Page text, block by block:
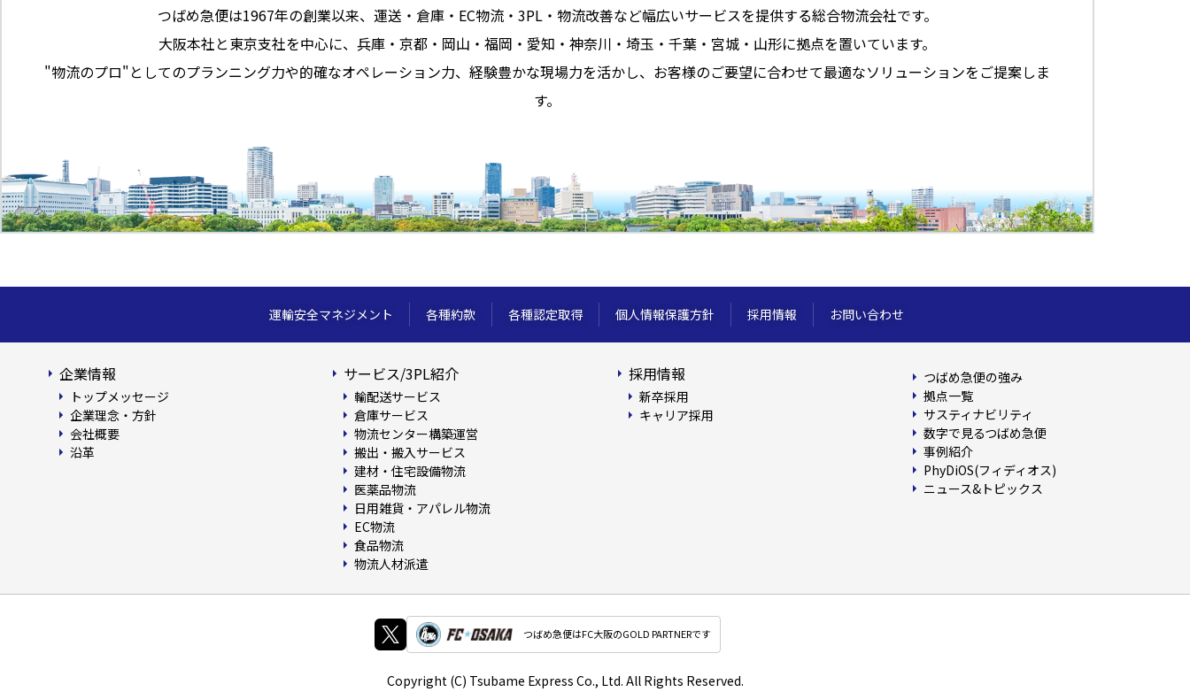
つばめ急便は1967年の創業以来、運送・倉庫・EC物流・3PL・物流改善など幅広いサービスを提供する総合物流会社です。
大阪本社と東京支社を中心に、兵庫・京都・岡山・福岡・愛知・神奈川・埼玉・千葉・宮城・山形に拠点を置いています。
"物流のプロ"としてのプランニング力や的確なオペレーション力、経験豊かな現場力を活かし、お客様のご要望に合わせて最適なソリューションをご提案しま
す。
運輸安全マネジメント 各種約款 各種認定取得 個人情報保護方針 採用情報 お問い合わせ
企業情報
トップメッセージ
企業理念・方針
会社概要
沿革
サービス/3PL紹介
輸配送サービス
倉庫サービス
物流センター構築運営
搬出・搬入サービス
建材・住宅設備物流
医薬品物流
日用雑貨・アパレル物流
EC物流
食品物流
物流人材派遣
採用情報
新卒採用
キャリア採用
つばめ急便の強み
拠点一覧
サスティナビリティ
数字で見るつばめ急便
事例紹介
PhyDiOS(フィディオス)
ニュース&トピックス
つばめ急便はFC大阪のGOLD PARTNERです
Copyright (C) Tsubame Express Co., Ltd. All Rights Reserved.